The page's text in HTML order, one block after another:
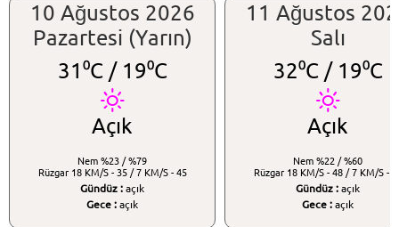
10 Ağustos 2026
Pazartesi (Yarın)
31⁰C /19⁰C
Açık
Nem %23 / %79
Rüzgar 18 KM/S - 35 / 7 KM/S - 45
Gündüz : açık
Gece : açık
11 Ağustos
Salı
32⁰C /19⁰C
Açık
Nem %22 / %60
Rüzgar 18 KM/S - 48 / 7 KM/S -
Gündüz : açık
Gece : açık